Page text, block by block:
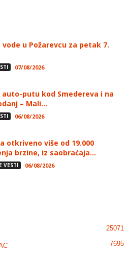
vode u Požarevcu za petak 7.
07/08/2026
auto-putu kod Smedereva i na
– Mali...
06/08/2026
otkriveno više od 19.000
brzine, iz saobraćaja...
VESTI 06/08/2026
25071
7695